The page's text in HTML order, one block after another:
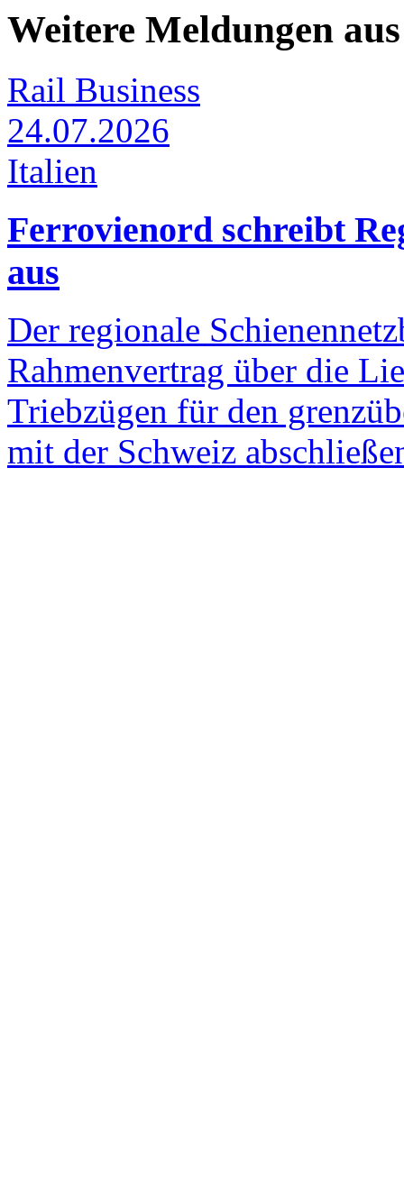
Weitere Meldungen
Rail Business
24.07.2026
Italien
Ferrovienord schreibt
aus
Der regionale
Rahmenvertrag über die
Triebzügen für den
mit der Schweiz